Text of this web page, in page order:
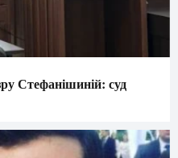
Стефанішиній: суд